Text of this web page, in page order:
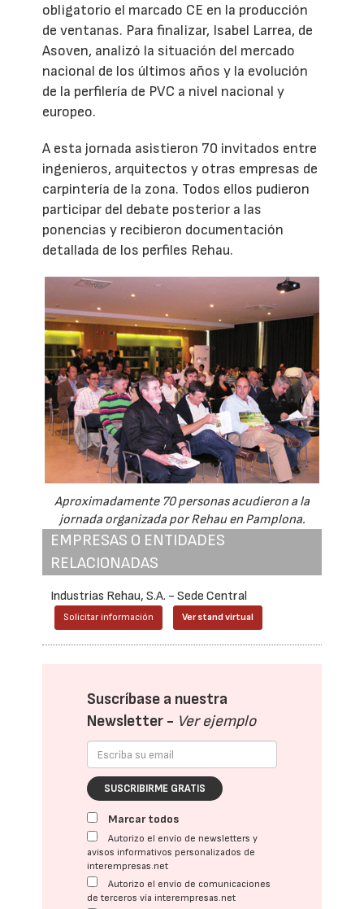
obligatorio el marcado CE en la producción
de ventanas. Para finalizar, Isabel Larrea, de
Asoven, analizó la situación del mercado
nacional de los últimos años y la evolución
de la perfilería de PVC a nivel nacional y
europeo.
A esta jornada asistieron 70 invitados entre
ingenieros, arquitectos y otras empresas de
carpintería de la zona. Todos ellos pudieron
participar del debate posterior a las
ponencias y recibieron documentación
detallada de los perfiles Rehau.
Aproximadamente 70 personas acudieron a la
jornada organizada por Rehau en Pamplona.
EMPRESAS O ENTIDADES
RELACIONADAS
Industrias Rehau, S.A. - Sede Central
Solicitar información Ver stand virtual
Suscríbase a nuestra
Newsletter - Ver ejemplo
SUSCRIBIRME GRATIS
Marcar todos
Autorizo el envío de newsletters y
avisos informativos personalizados de
interempresas.net
Autorizo el envío de comunicaciones
de terceros vía interempresas.net